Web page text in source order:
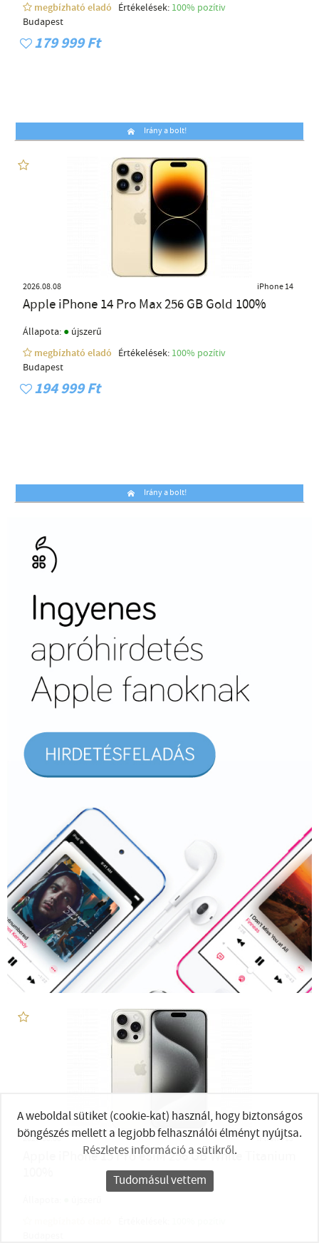
megbízható eladó
Értékelések: 100% pozítiv
Budapest
179 999 Ft
Irány a bolt!
2026.08.08 iPhone 14
Apple iPhone 14 Pro Max 256 GB Gold 100%
Állapota: ● újszerű
megbízható eladó
Értékelések: 100% pozítiv
Budapest
194 999 Ft
Irány a bolt!
2026.08.08 iPhone 15
Apple iPhone 15 Pro eSIM 256 GB White Titanium
A weboldal sütiket (cookie-kat) használ, hogy biztonságos
böngészés mellett a legjobb felhasználói élményt nyújtsa.
Részletes információ a sütikről.
Tudomásul vettem